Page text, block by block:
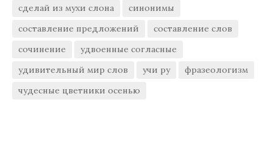
сделай из мухи слона
синонимы
составление предложений
составление слов
сочинение
удвоенные согласные
удивительный мир слов
учи ру
фразеологизм
чудесные цветники осенью